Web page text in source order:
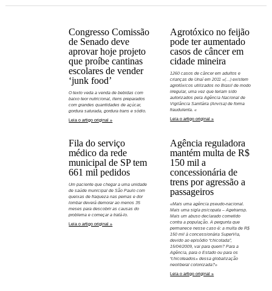
Congresso Comissão
de Senado deve
aprovar hoje projeto
que proíbe cantinas
escolares de vender
‘junk food’
O texto veda a venda de bebidas com
baixo teor nutricional, itens preparados
com grandes quantidades de açúcar,
gordura saturada, gordura trans e sódio.
Leia o artigo original »
Agrotóxico no feijão
pode ter aumentado
casos de câncer em
cidade mineira
1260 casos de câncer em adultos e
crianças de Unaí em 2011 «(…) existem
agrotóxicos utilizados no Brasil de modo
irregular, uma vez que teriam sido
autorizados pela Agência Nacional de
Vigilância Sanitária (Anvisa) de forma
fraudulenta. «
Leia o artigo original »
Fila do serviço
médico da rede
municipal de SP tem
661 mil pedidos
Um paciente que chegar a uma unidade
de saúde municipal de São Paulo com
queixas de fraqueza nas pernas e dor
lombar deverá demorar ao menos 35
meses para descobrir as causas do
problema e começar a tratá-lo.
Leia o artigo original »
Agência reguladora
mantém multa de R$
150 mil a
concessionária de
trens por agressão a
passageiros
«Mais uma agência pseudo-nacional.
Mais uma sigla psicopata – Agetransp.
Mais um abuso declarado cometido
contra a população. A pergunta que
permanece nesse caso é: a multa de R$
150 mil à concessionária SuperVia,
devido ao episódio “chicotada”,
15/04/2009, vai para quem? Para a
Agência, para o Estado ou para os
“chicoteados» dessa globalização
neoliberal colonizada?»
Leia o artigo original »